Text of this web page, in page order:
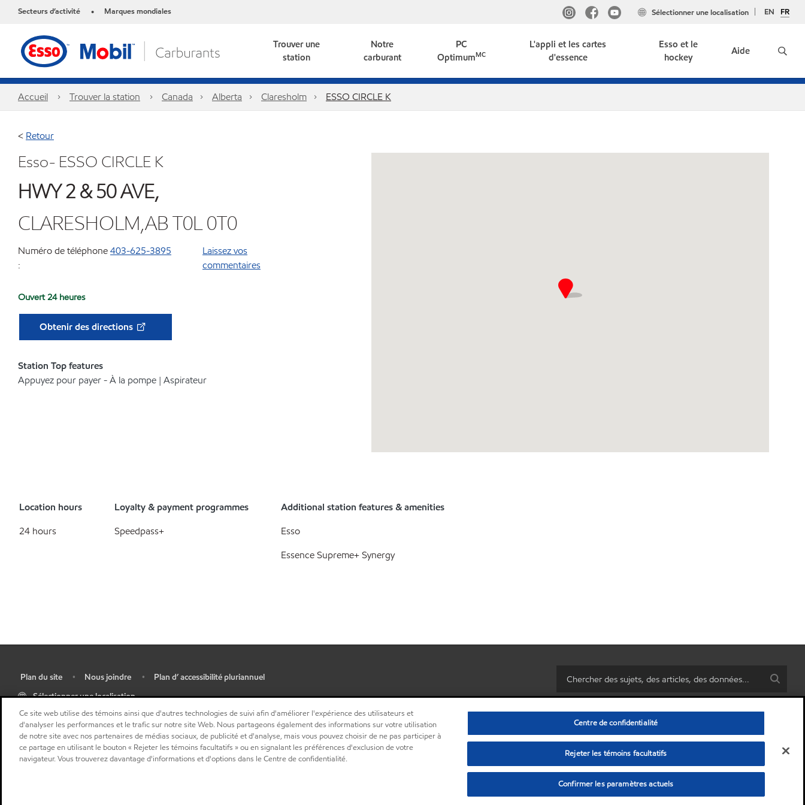
Secteurs d’activité • Marques mondiales EN FR
Sélectionner une localisation
Trouver une
station
Notre
carburant
PC
OptimumMC
L'appli et les cartes
d'essence
Esso et le
hockey
Aide
Accueil Trouver la station Canada Alberta Claresholm ESSO CIRCLE K
< Retour
Esso- ESSO CIRCLE K
HWY 2 & 50 AVE,
CLARESHOLM,AB T0L 0T0
Numéro de téléphone
:
403-625-3895
Laissez vos
commentaires
Ouvert 24 heures
Obtenir des directions
Station Top features
Appuyez pour payer - À la pompe | Aspirateur
Location hours
24 hours
Loyalty & payment programmes
Speedpass+
Additional station features & amenities
Esso
Essence Supreme+ Synergy
Plan du site • Nous joindre •
Plan d’ accessibilité pluriannuel
Sélectionner une localisation
• Centre de confidentialité (Ne pas vendre ou partager mes informations personnelles) • Politique de confidentialité
© Copyright 2003-2026Exxon Mobil Corporation. Tous les droits sont réservés.
Ce site web utilise des témoins ainsi que d'autres technologies de suivi afin d'améliorer l'expérience des utilisateurs et
d'analyser les performances et le trafic sur notre site Web. Nous partageons également des informations sur votre utilisation
de notre site avec nos partenaires de médias sociaux, de publicité et d'analyse, mais vous pouvez choisir de ne pas participer à
ce partage en utilisant le bouton « Rejeter les témoins facultatifs » ou en signalant les préférences d'exclusion de votre
navigateur. Vous trouverez davantage d'informations et d'options dans le Centre de confidentialité.
Centre de confidentialité
Rejeter les témoins facultatifs
Confirmer les paramètres actuels